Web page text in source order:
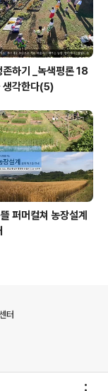
존하기 _녹색평론 18
생각한다(5)
퍼머컬쳐 농장설계
터